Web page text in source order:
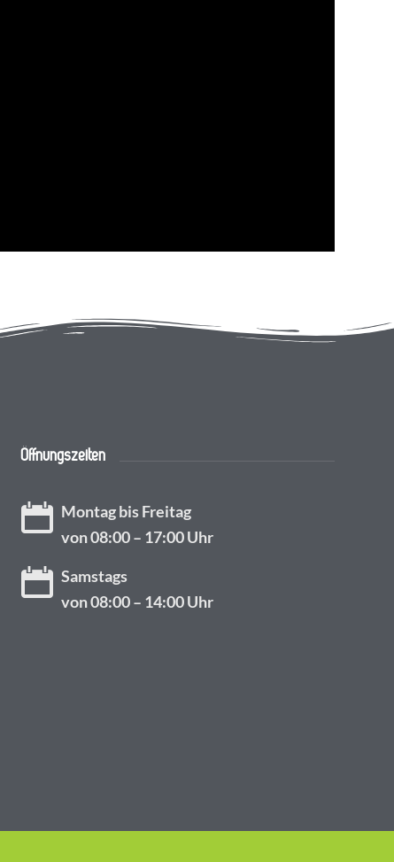
Öffnungszeiten
Montag bis Freitag
von 08:00 – 17:00 Uhr
Samstags
von 08:00 – 14:00 Uhr